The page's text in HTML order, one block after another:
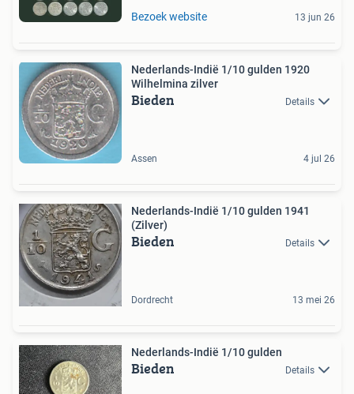
Bezoek website 13 jun 26
Nederlands-Indië 1/10 gulden 1920
Wilhelmina zilver
Bieden Details
Assen 4 jul 26
Nederlands-Indië 1/10 gulden 1941
(Zilver)
Bieden Details
Dordrecht 13 mei 26
Nederlands-Indië 1/10 gulden
Bieden Details